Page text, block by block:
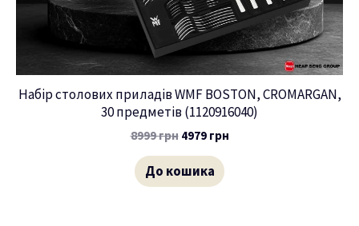
Набір столових приладів WMF BOSTON, CROMARGAN,
30 предметів (1120916040)
8999грн 4979 грн
До кошика